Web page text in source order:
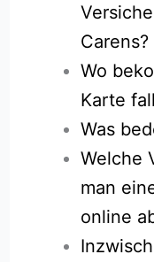
Carens?
Wo
Karte
Was
Welche
man
online